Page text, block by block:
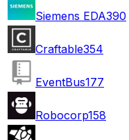
Siemens EDA390
Craftable354
EventBus177
Robocorp158